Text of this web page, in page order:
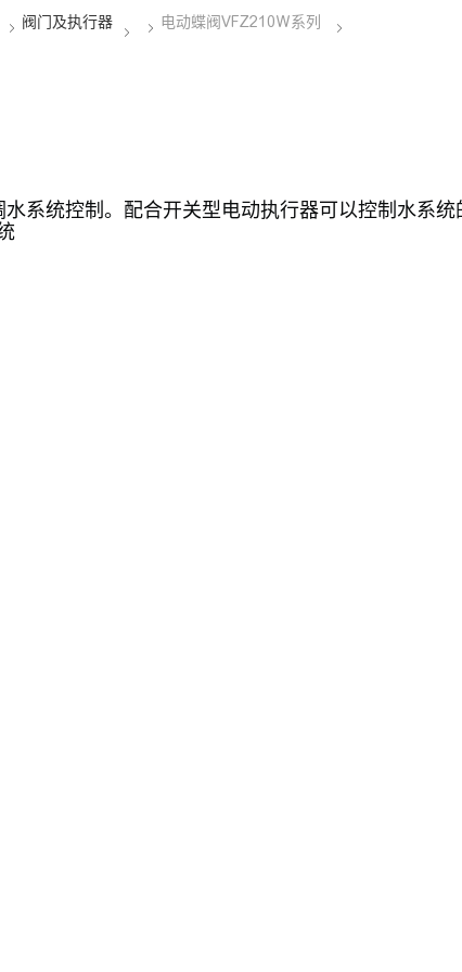
系统控制。配合开关型电动执行器可以控制水系统